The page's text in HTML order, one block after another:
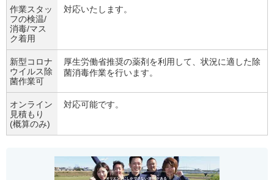
作業スタッ
フの検温/
消毒/マス
ク着用
対応いたします。
新型コロナ
ウイルス除
菌作業可
厚生労働省推奨の薬剤を利用して、状況に適した除
菌消毒作業を行います。
オンライン
見積もり
(概算のみ)
対応可能です。